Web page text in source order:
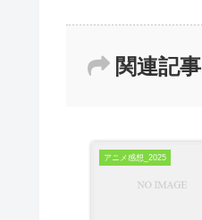
関連記事
アニメ感想_2025